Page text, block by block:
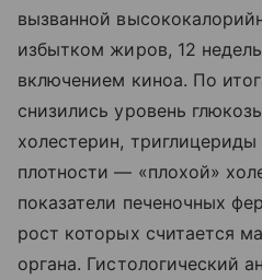
вызванной
избытком жиров, 12
включением киноа. По
снизились уровень
холестерин,
плотности — «плохой»
показатели печеночных
рост которых считается
органа. Гистологический